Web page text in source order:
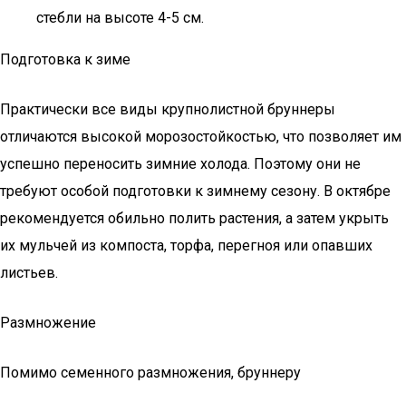
стебли на высоте 4-5 см.
Подготовка к зиме
Практически все виды крупнолистной бруннеры
отличаются высокой морозостойкостью, что позволяет им
успешно переносить зимние холода. Поэтому они не
требуют особой подготовки к зимнему сезону. В октябре
рекомендуется обильно полить растения, а затем укрыть
их мульчей из компоста, торфа, перегноя или опавших
листьев.
Размножение
Помимо семенного размножения, бруннеру